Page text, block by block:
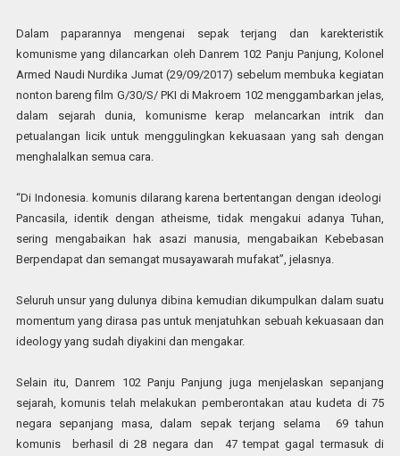
Dalam paparannya mengenai sepak terjang dan karekteristik
komunisme yang dilancarkan oleh Danrem 102 Panju Panjung, Kolonel
Armed Naudi Nurdika Jumat (29/09/2017) sebelum membuka kegiatan
nonton bareng film G/30/S/ PKI di Makroem 102 menggambarkan jelas,
dalam sejarah dunia, komunisme kerap melancarkan intrik dan
petualangan licik untuk menggulingkan kekuasaan yang sah dengan
menghalalkan semua cara.
“Di Indonesia. komunis dilarang karena bertentangan dengan ideologi
Pancasila, identik dengan atheisme, tidak mengakui adanya Tuhan,
sering mengabaikan hak asazi manusia, mengabaikan Kebebasan
Berpendapat dan semangat musayawarah mufakat”, jelasnya.
Seluruh unsur yang dulunya dibina kemudian dikumpulkan dalam suatu
momentum yang dirasa pas untuk menjatuhkan sebuah kekuasaan dan
ideology yang sudah diyakini dan mengakar.
Selain itu, Danrem 102 Panju Panjung juga menjelaskan sepanjang
sejarah, komunis telah melakukan pemberontakan atau kudeta di 75
negara sepanjang masa, dalam sepak terjang selama 69 tahun
komunis berhasil di 28 negara dan 47 tempat gagal termasuk di